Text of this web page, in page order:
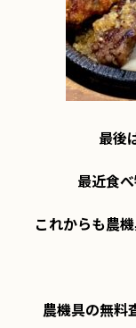
最後
最近食
これからも農
農機具の無料